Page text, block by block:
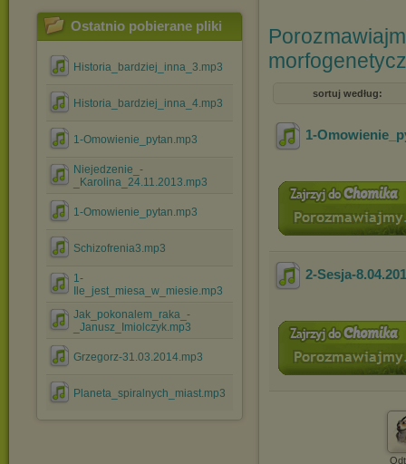
Ostatnio pobierane pliki
Historia_bardziej_inna_3.mp3
Historia_bardziej_inna_4.mp3
1-Omowienie_pytan.mp3
Niejedzenie_-
_Karolina_24.11.2013.mp3
1-Omowienie_pytan.mp3
Schizofrenia3.mp3
1-
Ile_jest_miesa_w_miesie.mp3
Jak_pokonalem_raka_-
_Janusz_Imiolczyk.mp3
Grzegorz-31.03.2014.mp3
Planeta_spiralnych_miast.mp3
sortuj według:
1-
2-Sesja-